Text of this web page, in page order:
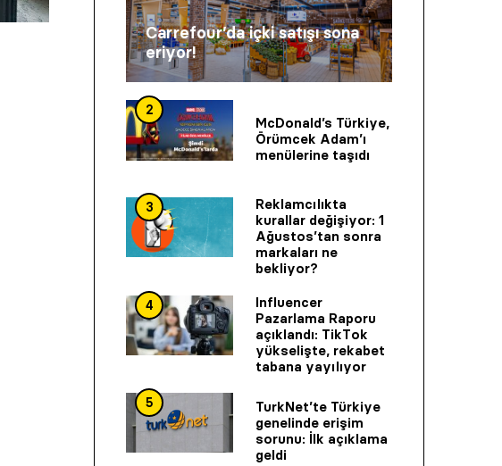
Carrefour’da içki satışı sona
eriyor!
2
McDonald’s Türkiye,
Örümcek Adam’ı
menülerine taşıdı
3
Reklamcılıkta
kurallar değişiyor: 1
Ağustos’tan sonra
markaları ne
bekliyor?
4
Influencer
Pazarlama Raporu
açıklandı: TikTok
yükselişte, rekabet
tabana yayılıyor
5
TurkNet’te Türkiye
genelinde erişim
sorunu: İlk açıklama
geldi